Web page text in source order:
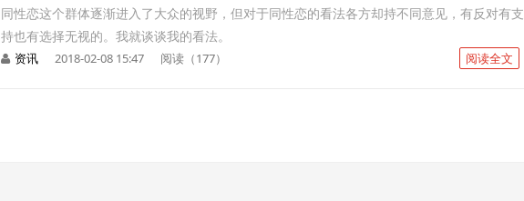
同性恋这个群体逐渐进入了大众的视野，但对于同性恋的看法各方却持不同意见，有反对有支
持也有选择无视的。我就谈谈我的看法。
阅读全文
资讯 2018-02-08 15:47 阅读（177）